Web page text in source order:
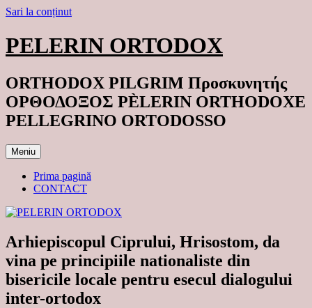
Sari la conținut
PELERIN ORTODOX
ORTHODOX PILGRIM Προσκυνητής
ΟΡΘΟΔΟΞΟΣ PÈLERIN ORTHODOXE
PELLEGRINO ORTODOSSO
Meniu
Prima pagină
CONTACT
Arhiepiscopul Ciprului, Hrisostom, da
vina pe principiile nationaliste din
bisericile locale pentru esecul dialogului
inter-ortodox